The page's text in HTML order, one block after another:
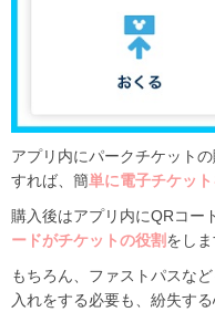
アプリ内にパークチケット
すれば、簡単に電子チケット
購入後はアプリ内にQRコー
ードがチケットの役割をしま
もちろん、ファストパスな
入れをする必要も、紛失す